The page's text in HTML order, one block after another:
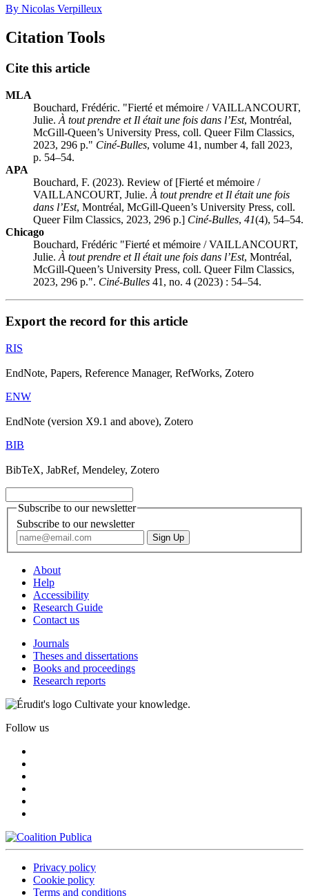
By Nicolas Verpilleux
Citation Tools
Cite this article
MLA
Bouchard, Frédéric. "Fierté et mémoire / VAILLANCOURT,
Julie. À tout prendre et Il était une fois dans l’Est, Montréal,
McGill-Queen’s University Press, coll. Queer Film Classics,
2023, 296 p." Ciné-Bulles, volume 41, number 4, fall 2023,
p. 54–54.
APA
Bouchard, F. (2023). Review of [Fierté et mémoire /
VAILLANCOURT, Julie. À tout prendre et Il était une fois
dans l’Est, Montréal, McGill-Queen’s University Press, coll.
Queer Film Classics, 2023, 296 p.] Ciné-Bulles, 41(4), 54–54.
Chicago
Bouchard, Frédéric "Fierté et mémoire / VAILLANCOURT,
Julie. À tout prendre et Il était une fois dans l’Est, Montréal,
McGill-Queen’s University Press, coll. Queer Film Classics,
2023, 296 p.". Ciné-Bulles 41, no. 4 (2023) : 54–54.
Export the record for this article
RIS
EndNote, Papers, Reference Manager, RefWorks, Zotero
ENW
EndNote (version X9.1 and above), Zotero
BIB
BibTeX, JabRef, Mendeley, Zotero
Subscribe to our newsletter
Subscribe to our newsletter
About
Help
Accessibility
Research Guide
Contact us
Journals
Theses and dissertations
Books and proceedings
Research reports
Cultivate your knowledge.
Follow us
Privacy policy
Cookie policy
Terms and conditions